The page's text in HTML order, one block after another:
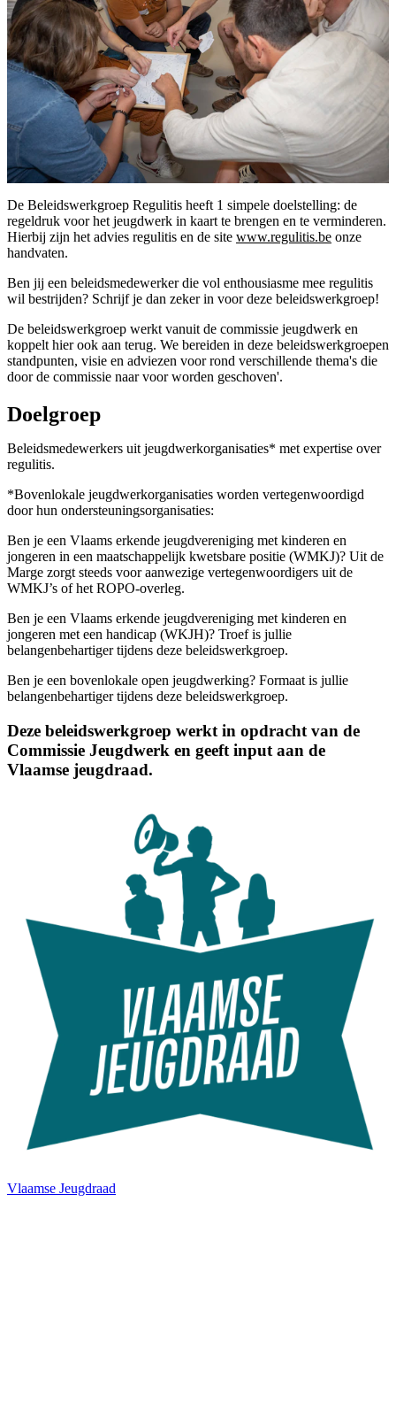
De Beleidswerkgroep Regulitis heeft 1 simpele doelstelling: de
regeldruk voor het jeugdwerk in kaart te brengen en te verminderen.
Hierbij zijn het advies regulitis en de site www.regulitis.be onze
handvaten.
Ben jij een beleidsmedewerker die vol enthousiasme mee regulitis
wil bestrijden? Schrijf je dan zeker in voor deze beleidswerkgroep!
De beleidswerkgroep werkt vanuit de commissie jeugdwerk en
koppelt hier ook aan terug. We bereiden in deze beleidswerkgroepen
standpunten, visie en adviezen voor rond verschillende thema's die
door de commissie naar voor worden geschoven'.
Doelgroep
Beleidsmedewerkers uit jeugdwerkorganisaties* met expertise over
regulitis.
*Bovenlokale jeugdwerkorganisaties worden vertegenwoordigd
door hun ondersteuningsorganisaties:
Ben je een Vlaams erkende jeugdvereniging met kinderen en
jongeren in een maatschappelijk kwetsbare positie (WMKJ)? Uit de
Marge zorgt steeds voor aanwezige vertegenwoordigers uit de
WMKJ’s of het ROPO-overleg.
Ben je een Vlaams erkende jeugdvereniging met kinderen en
jongeren met een handicap (WKJH)? Troef is jullie
belangenbehartiger tijdens deze beleidswerkgroep.
Ben je een bovenlokale open jeugdwerking? Formaat is jullie
belangenbehartiger tijdens deze beleidswerkgroep.
Deze beleidswerkgroep werkt in opdracht van de
Commissie Jeugdwerk en geeft input aan de
Vlaamse jeugdraad.
Vlaamse Jeugdraad